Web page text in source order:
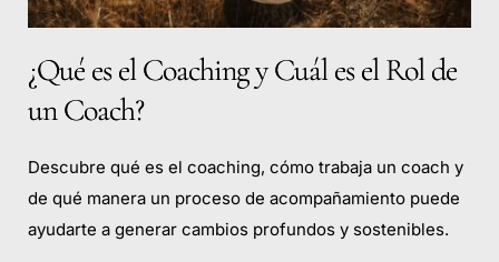
¿Qué es el Coaching y Cuál es el Rol de
un Coach?
Descubre qué es el coaching, cómo trabaja un coach y
de qué manera un proceso de acompañamiento puede
ayudarte a generar cambios profundos y sostenibles.